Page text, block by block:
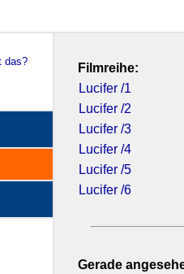
das?
Filmreihe:
Lucifer /1
Lucifer /2
Lucifer /3
Lucifer /4
Lucifer /5
Lucifer /6
Gerade